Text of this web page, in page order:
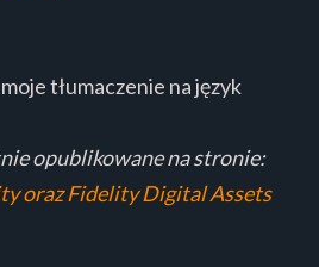
tłumaczenie na język
opublikowane na stronie:
oraz Fidelity Digital Assets